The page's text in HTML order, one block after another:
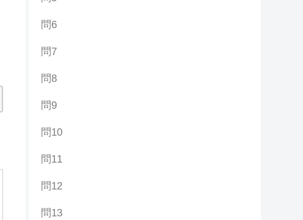
問6
問7
問8
問9
問10
問11
問12
問13